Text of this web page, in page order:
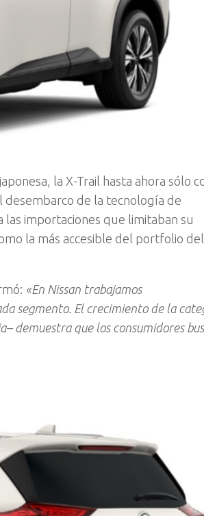
la X-Trail hasta ahora sólo
desembarco de la tecnología de
las importaciones que limitaban su
la más accesible del portfolio
«En Nissan trabajamos
segmento. El crecimiento de la
demuestra que los consumidores